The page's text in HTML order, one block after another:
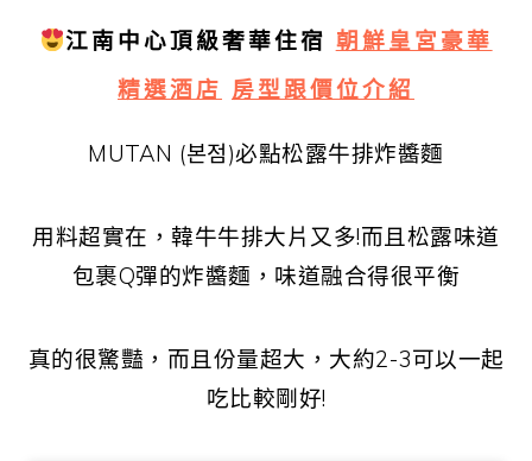
江南中心頂級奢華住宿 朝鮮皇宮豪華
精選酒店 房型跟價位介紹
MUTAN (본점)必點松露牛排炸醬麵
用料超實在，韓牛牛排大片又多!而且松露味道
包裹Q彈的炸醬麵，味道融合得很平衡
真的很驚豔，而且份量超大，大約2-3可以一起
吃比較剛好!